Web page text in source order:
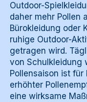
Outdoor-
daher mehr Pollen
Bürokleidung oder
ruhige Outdoor-
getragen wird.
von Schulkleidung
Pollensaison ist für
erhöhter
eine wirksame